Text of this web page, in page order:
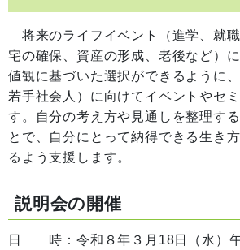
将来のライフイベント（進学、就
宅の確保、資産の形成、老後など）
値観に基づいた選択ができるように
若手社会人）に向けてイベントやセ
す。自分の考え方や見通しを整理す
とで、自分にとって納得できる生き
るよう支援します。
説明会の開催
日 時：令和８年３月18日（水）午